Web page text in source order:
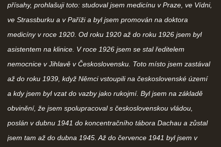
přísahy, prohlašuji toto: studoval jsem medicínu v Praze, ve Vídni,
ve Strassburku a v Paříži a byl jsem promován na doktora
medicíny v roce 1920. Od roku 1920 až do roku 1926 jsem byl
asistentem na klinice. V roce 1926 jsem se stal ředitelem
nemocnice v Jihlavě v Československu. Toto místo jsem zastával
až do roku 1939, když Němci vstoupili na československé území
a kdy jsem byl vzat do vazby jako rukojmí. Byl jsem na základě
obvinění, že jsem spolupracoval s československou vládou,
poslán v dubnu 1941 do koncentračního tábora Dachau a zůstal
jsem tam až do dubna 1945. Až do července 1941 byl jsem v